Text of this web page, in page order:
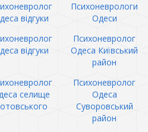
відгуки
Психоневрологи
Одеси
відгуки
Психоневролог
Одеса Київський
район
селище
Психоневролог
Одеса
Суворовський
район